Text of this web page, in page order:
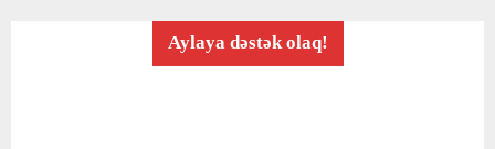
Aylaya dəstək olaq!